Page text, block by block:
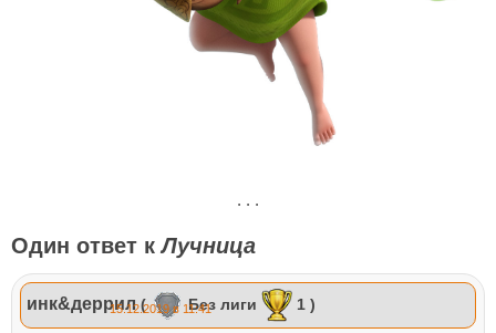
. . .
Один ответ кЛучница
инк&деррил ( Без лиги 1 )
15.12.2019 в 11:41